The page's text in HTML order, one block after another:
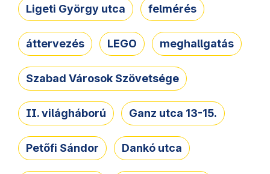
Ligeti György utca felmérés
áttervezés LEGO meghallgatás
Szabad Városok Szövetsége
II. világháború Ganz utca 13-15.
Petőfi Sándor Dankó utca